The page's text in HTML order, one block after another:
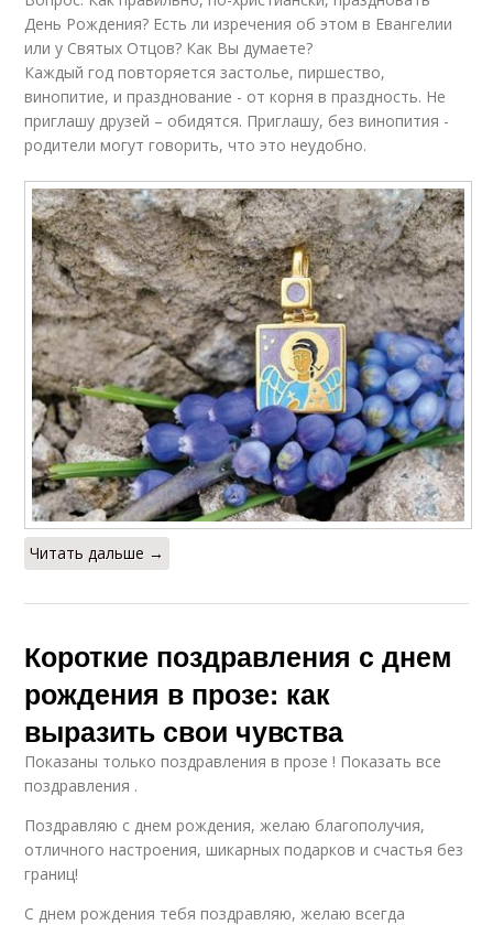
День Рождения? Есть ли изречения об этом в Евангелии
или у Святых Отцов? Как Вы думаете?
Каждый год повторяется застолье, пиршество,
винопитие, и празднование - от корня в праздность. Не
приглашу друзей – обидятся. Приглашу, без винопития -
родители могут говорить, что это неудобно.
Читать дальше →
Короткие поздравления с днем
рождения в прозе: как
выразить свои чувства
Показаны только поздравления в прозе ! Показать все
поздравления .
Поздравляю с днем рождения, желаю благополучия,
отличного настроения, шикарных подарков и счастья без
границ!
С днем рождения тебя поздравляю, желаю всегда